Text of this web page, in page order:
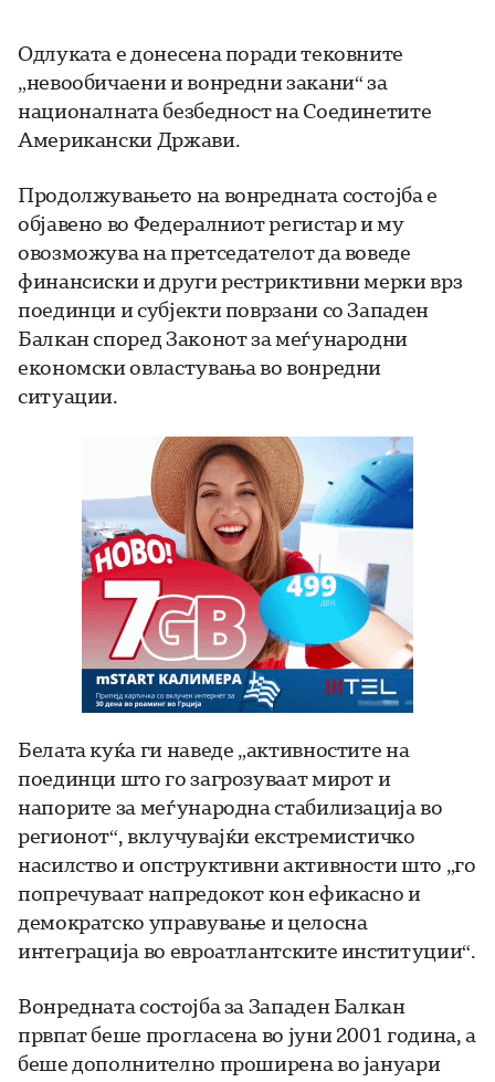
Одлуката е донесена поради тековните
„невообичаени и вонредни закани“ за
националната безбедност на Соединетите
Американски Држави.
Продолжувањето на вонредната состојба е
објавено во Федералниот регистар и му
овозможува на претседателот да воведе
финансиски и други рестриктивни мерки врз
поединци и субјекти поврзани со Западен
Балкан според Законот за меѓународни
економски овластувања во вонредни
ситуации.
Белата куќа ги наведе „активностите на
поединци што го загрозуваат мирот и
напорите за меѓународна стабилизација во
регионот“, вклучувајќи екстремистичко
насилство и опструктивни активности што „го
попречуваат напредокот кон ефикасно и
демократско управување и целосна
интеграција во евроатлантските институции“.
Вонредната состојба за Западен Балкан
првпат беше прогласена во јуни 2001 година, а
беше дополнително проширена во јануари